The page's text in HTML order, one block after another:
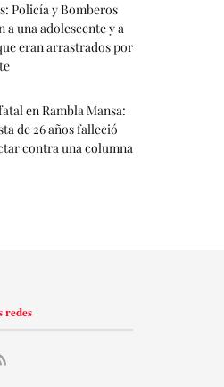
Policía y Bomberos
a una adolescente y a
eran arrastrados por
en Rambla Mansa:
de 26 años falleció
contra una columna
redes